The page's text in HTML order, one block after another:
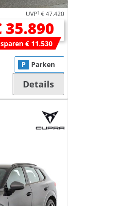
UVP1 € 47.420
35.890
€ 11.530
P Parken
Details